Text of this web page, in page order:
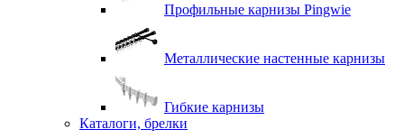
Профильные карнизы Pingwie
Металлические настенные карнизы
Гибкие карнизы
Каталоги, брелки